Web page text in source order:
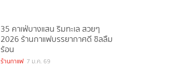
35 คาเฟ่บางแสน ริมทะเล สวยๆ
2026 ร้านกาแฟบรรยากาศดี ชิลลืม
ร้อน
ร้านกาแฟ 7 ม.ค. 69